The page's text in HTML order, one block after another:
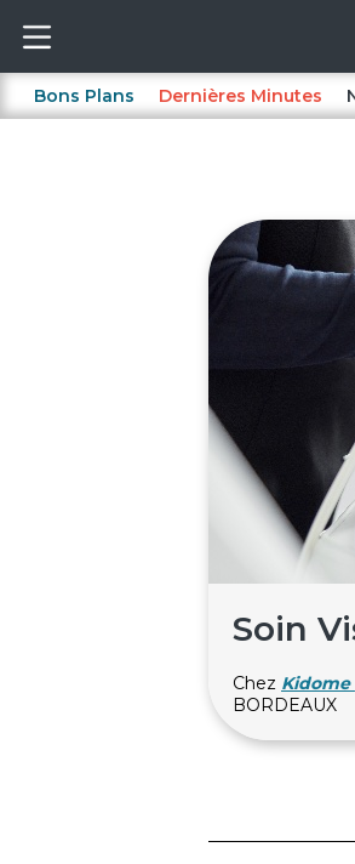
Bons Plans Dernières Minutes
Soin
Chez Kidome
BORDEAUX